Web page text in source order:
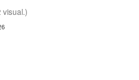
visual.)